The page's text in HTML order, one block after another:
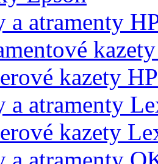
a atramenty
kazety HP
a atramenty
kazety